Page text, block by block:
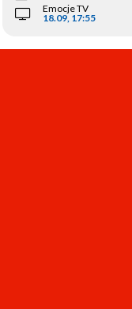
Emocje TV
18.09, 17:55